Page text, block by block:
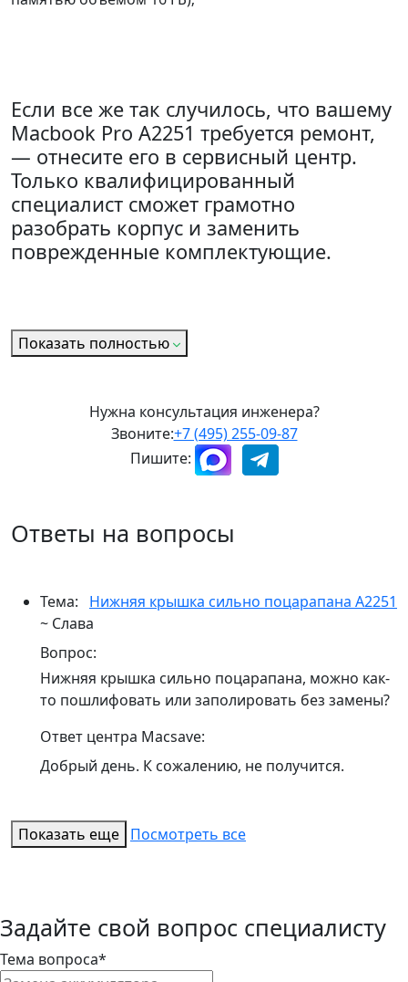
Если все же так случилось, что вашему
Macbook Pro A2251 требуется ремонт,
— отнесите его в сервисный центр.
Только квалифицированный
специалист сможет грамотно
разобрать корпус и заменить
поврежденные комплектующие.
Показать полностью
Нужна консультация инженера?
Звоните:+7 (495) 255-09-87
Пишите:
Ответы на вопросы
Тема:
Нижняя крышка сильно поцарапана A2251
~ Слава
Вопрос:
Нижняя крышка сильно поцарапана, можно как-
то пошлифовать или заполировать без замены?
Ответ центра Macsave:
Добрый день. К сожалению, не получится.
Показать еще Посмотреть все
Задайте свой вопрос специалисту
Тема вопроса*